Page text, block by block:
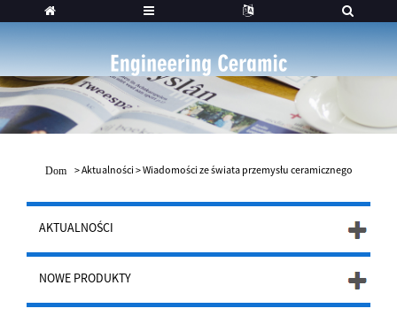
Dom >Aktualności >Wiadomości ze świata przemysłu ceramicznego
AKTUALNOŚCI
NOWE PRODUKTY